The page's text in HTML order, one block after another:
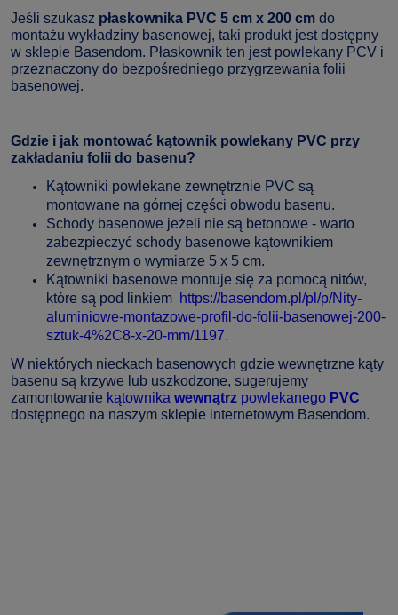
Jeśli szukasz płaskownika PVC 5 cm x 200 cm do
montażu wykładziny basenowej, taki produkt jest dostępny
w sklepie Basendom. Płaskownik ten jest powlekany PCV i
przeznaczony do bezpośredniego przygrzewania folii
basenowej.
Gdzie i jak montować kątownik powlekany PVC przy
zakładaniu folii do basenu?
Kątowniki powlekane zewnętrznie PVC są
montowane na górnej części obwodu basenu.
Schody basenowe jeżeli nie są betonowe - warto
zabezpieczyć schody basenowe kątownikiem
zewnętrznym o wymiarze 5 x 5 cm.
Kątowniki basenowe montuje się za pomocą nitów,
które są pod linkiem https://basendom.pl/pl/p/Nity-
aluminiowe-montazowe-profil-do-folii-basenowej-200-
sztuk-4%2C8-x-20-mm/1197.
W niektórych nieckach basenowych gdzie wewnętrzne kąty
basenu są krzywe lub uszkodzone, sugerujemy
zamontowanie kątownika wewnątrz powlekanego PVC
dostępnego na naszym sklepie internetowym Basendom.